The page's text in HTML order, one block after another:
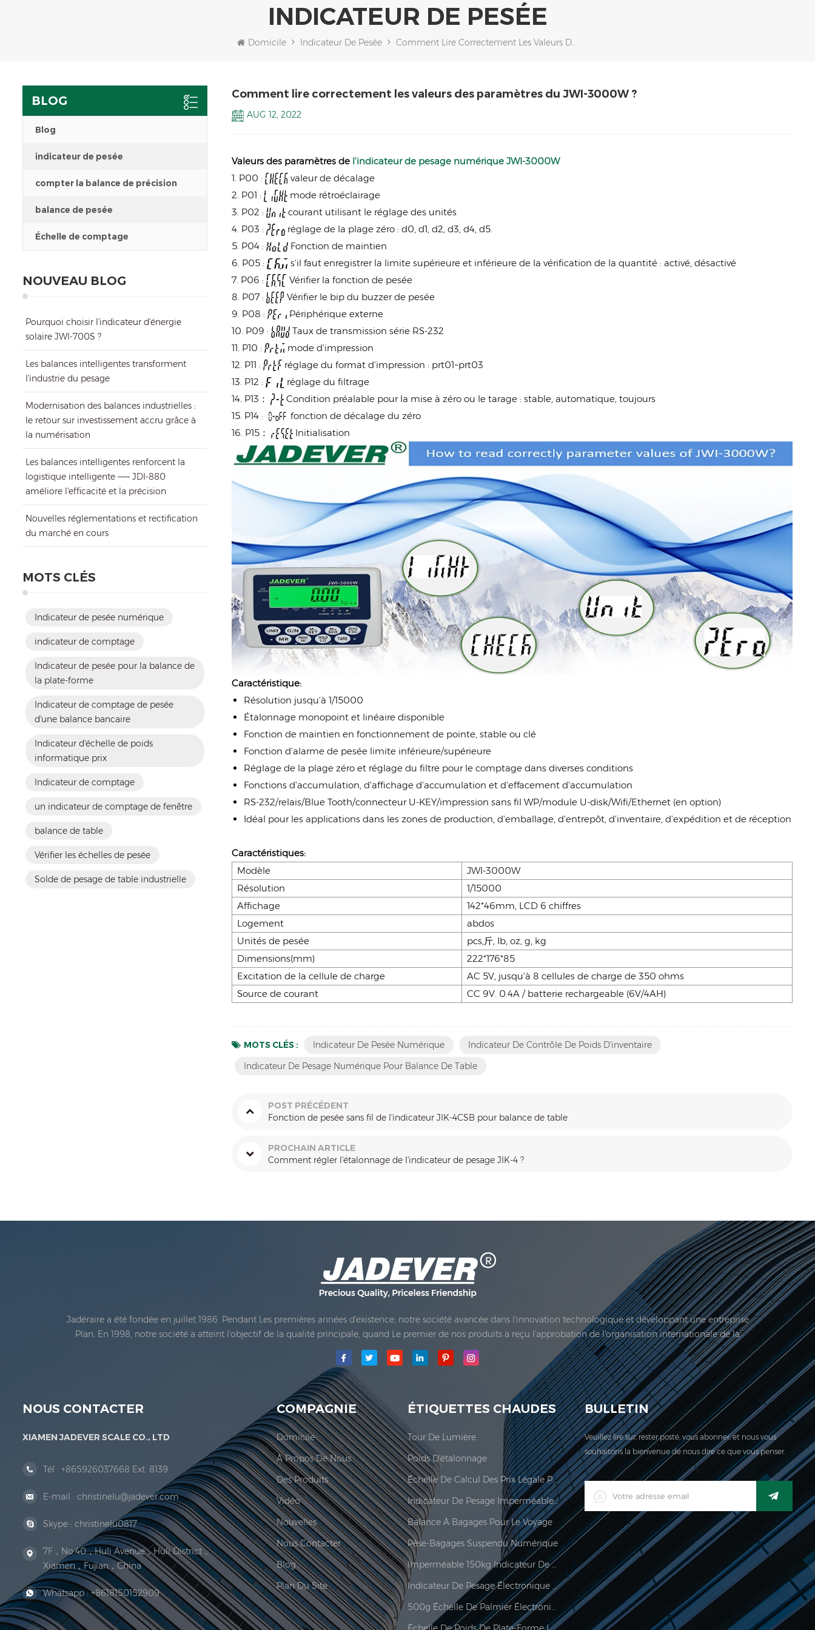
INDICATEUR DE PESÉE
Domicile Indicateur De Pesée Comment Lire Correctement Les Valeurs Des Paramètres Du JWI-3000W ?
BLOG
Blog
indicateur de pesée
compter la balance de précision
balance de pesée
Échelle de comptage
NOUVEAU BLOG
Pourquoi choisir l'indicateur d'énergie
solaire JWI-700S ?
Les balances intelligentes transforment
l'industrie du pesage
Modernisation des balances industrielles :
le retour sur investissement accru grâce à
la numérisation
Les balances intelligentes renforcent la
logistique intelligente —— JDI-880
améliore l'efficacité et la précision
Nouvelles réglementations et rectification
du marché en cours
MOTS CLÉS
Indicateur de pesée numérique
indicateur de comptage
Indicateur de pesée pour la balance de
la plate-forme
Indicateur de comptage de pesée
d'une balance bancaire
Indicateur d'échelle de poids
informatique prix
Indicateur de comptage
un indicateur de comptage de fenêtre
balance de table
Vérifier les échelles de pesée
Solde de pesage de table industrielle
Comment lire correctement les valeurs des paramètres du JWI-3000W ?
AUG 12, 2022
Valeurs des paramètres de l'indicateur de pesage numérique JWI-3000W
1. P00 :
valeur de décalage
2. P01 :
mode rétroéclairage
3. P02 :
courant utilisant le réglage des unités
4. P03 :
réglage de la plage zéro : d0, d1, d2, d3, d4, d5.
5. P04 :
Fonction de maintien
6. P05 :
s'il faut enregistrer la limite supérieure et inférieure de la vérification de la quantité : activé, désactivé
7. P06 :
Vérifier la fonction de pesée
8. P07 :
Vérifier le bip du buzzer de pesée
9. P08 :
Périphérique externe
10. P09 :
Taux de transmission série RS-232
11. P10 :
mode d'impression
12. P11 :
réglage du format d'impression : prt01~prt03
13. P12 :
réglage du filtrage
14. P13：
Condition préalable pour la mise à zéro ou le tarage : stable, automatique, toujours
15. P14 :
fonction de décalage du zéro
16. P15：
Initialisation
Caractéristique:
Résolution jusqu'à 1/15000
Étalonnage monopoint et linéaire disponible
Fonction de maintien en fonctionnement de pointe, stable ou clé
Fonction d'alarme de pesée limite inférieure/supérieure
Réglage de la plage zéro et réglage du filtre pour le comptage dans diverses conditions
Fonctions d'accumulation, d'affichage d'accumulation et d'effacement d'accumulation
RS-232/relais/Blue Tooth/connecteur U-KEY/impression sans fil WP/module U-disk/Wifi/Ethernet (en option)
Idéal pour les applications dans les zones de production, d'emballage, d'entrepôt, d'inventaire, d'expédition et de réception
Caractéristiques:
Modèle
JWI-3000W
Résolution
1/15000
Affichage
142*46mm, LCD 6 chiffres
Logement
abdos
Unités de pesée
pcs,斤, Ib, oz, g, kg
Dimensions(mm)
222*176*85
Excitation de la cellule de charge
AC 5V, jusqu'à 8 cellules de charge de 350 ohms
Source de courant
CC 9V. 0.4A / batterie rechargeable (6V/4AH)
MOTS CLÉS : Indicateur De Pesée Numérique
Indicateur De Contrôle De Poids D'inventaire
Indicateur De Pesage Numérique Pour Balance De Table
POST PRÉCÉDENT
Fonction de pesée sans fil de l'indicateur JIK-4CSB pour balance de table
PROCHAIN ARTICLE
Comment régler l'étalonnage de l'indicateur de pesage JIK-4 ?
Jadéraire a été fondée en juillet 1986. Pendant Les premières années d'existence, notre société avancée dans l'innovation technologique et développant une entreprise
Plan. En 1998, notre société a atteint l'objectif de la qualité principale, quand Le premier de nos produits a reçu l'approbation de l'organisation internationale de la
métrologie légale En 1999, Xiamen Jadéraire Échelle Co., Ltd.a été établie; La principale zone de production de notre société est située ici. En 2006, Jadeur acquis ...
NOUS CONTACTER
XIAMEN JADEVER SCALE CO., LTD
Tél : +865926037668 Ext. 8139
E-mail : christinelu@jadever.com
Skype : christinelu0817
7F，No.40，Huli Avenue，Huli District，
Xiamen，Fujian，China
Whatsapp :+8618150152909
COMPAGNIE
Domicile
À Propos De Nous
Des Produits
Vidéo
Nouvelles
Nous Contacter
Blog
Plan Du Site
ÉTIQUETTES CHAUDES
Tour De Lumière
Poids D'étalonnage
Échelle De Calcul Des Prix Légale Pour Le Commerce
Indicateur De Pesage Imperméable Industriel Industriel Numérique LED
Balance À Bagages Pour Le Voyage
Pèse-Bagages Suspendu Numérique
Imperméable 150kg Indicateur De Pesée
Indicateur De Pesage Électronique De Traitement De La Nourriture
500g Échelle De Palmier Électronique Pour Peser Des Bijoux
BULLETIN
Veuillez lire sur, rester posté, vous abonner, et nous vous
souhaitons la bienvenue de nous dire ce que vous penser.